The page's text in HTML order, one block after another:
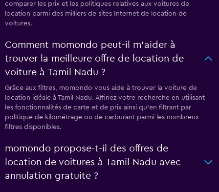
comparer les prix et les politiques relatives aux voitures de
location parmi des milliers de sites Internet de location de
voitures.
Comment momondo peut-il m’aider à
trouver la meilleure offre de location de
voiture à Tamil Nadu ?
Grâce aux filtres, momondo vous aide à trouver la voiture de
location idéale à Tamil Nadu. Affinez votre recherche en utilisant
les fonctionnalités de carte et de prix ainsi qu'en filtrant par
politique de kilométrage ou de carburant parmi les nombreux
filtres disponibles.
momondo propose-t-il des offres de
location de voitures à Tamil Nadu avec
annulation gratuite ?